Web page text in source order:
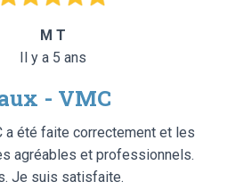
M T
Il y a 5 ans
- VMC
a été faite correctement et les
agréables et professionnels.
Je suis satisfaite.